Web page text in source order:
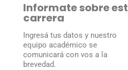
Informate sobre
carrera
Ingresá tus datos y nuestro
equipo académico se
comunicará con vos a la
brevedad.